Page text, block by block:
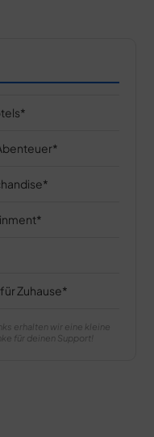
Zuhause
erhalten wir eine kleine
für deinen Support!